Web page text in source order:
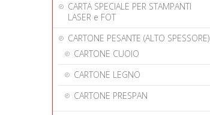
CARTA SPECIALE PER STAMPANTI
LASER e FOT
CARTONE PESANTE (ALTO SPESSORE)
CARTONE CUOIO
CARTONE LEGNO
CARTONE PRESPAN